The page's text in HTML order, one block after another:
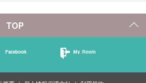
TOP
Facebook My Room